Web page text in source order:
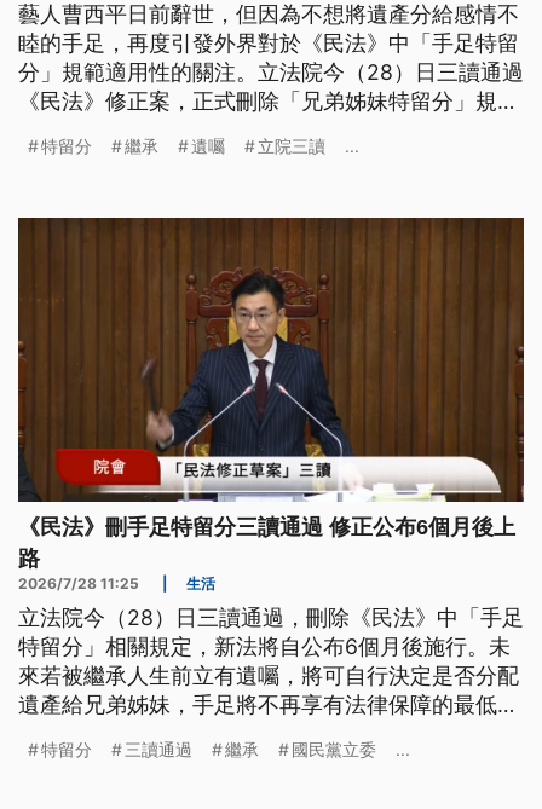
藝人曹西平日前辭世，但因為不想將遺產分給感情不
睦的手足，再度引發外界對於《民法》中「手足特留
分」規範適用性的關注。立法院今（28）日三讀通過
《民法》修正案，正式刪除「兄弟姊妹特留分」規
律師提醒，新法不影響兄弟姊妹的繼承權，只是提高
議民眾，還是要提早妥善規劃身後的財產分配。
特留分 繼承 遺囑 立院三讀 ...
《民法》刪手足特留分三讀通過 修正公布6個月後上
路
2026/7/28 11:25 生活
立法院今（28）日三讀通過，刪除《民法》中「手足
特留分」相關規定，新法將自公布6個月後施行。未
來若被繼承人生前立有遺囑，將可自行決定是否分配
遺產給兄弟姊妹，手足將不再享有法律保障的最低份
特留分 三讀通過 繼承 國民黨立委 ...